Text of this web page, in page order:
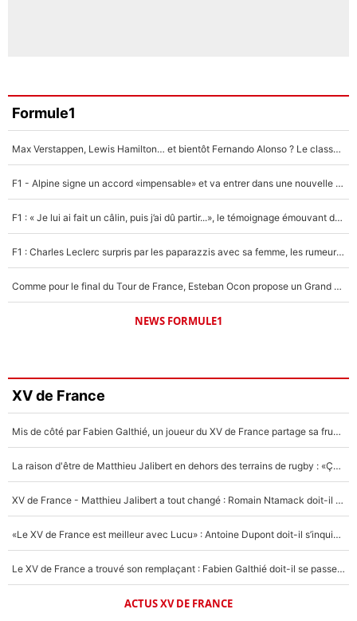
Formule1
Max Verstappen, Lewis Hamilton… et bientôt Fernando Alonso ? Le classement des pilotes les mieux payés en Formule 1 risque de changer !
F1 - Alpine signe un accord «impensable» et va entrer dans une nouvelle dimension : Grande nouvelle pour Pierre Gasly !
F1 : « Je lui ai fait un câlin, puis j’ai dû partir...», le témoignage émouvant de Max Verstappen sur sa fille
F1 : Charles Leclerc surpris par les paparazzis avec sa femme, les rumeurs étaient vraies !
Comme pour le final du Tour de France, Esteban Ocon propose un Grand Prix de Formule 1 à Paris : «Autour de l’Arc de Triomphe, ce serait génial» !
NEWS FORMULE1
XV de France
Mis de côté par Fabien Galthié, un joueur du XV de France partage sa frustration : «ils ne me l’ont pas dit tout de suite»
La raison d'être de Matthieu Jalibert en dehors des terrains de rugby : «Ça m'atteint autant que si tu touches à un membre de ma famille»
XV de France - Matthieu Jalibert a tout changé : Romain Ntamack doit-il s’inquiéter pour sa place à un an de la Coupe du monde ?
«Le XV de France est meilleur avec Lucu» : Antoine Dupont doit-il s’inquiéter pour sa place ?
Le XV de France a trouvé son remplaçant : Fabien Galthié doit-il se passer d'Antoine Dupont ?
ACTUS XV DE FRANCE